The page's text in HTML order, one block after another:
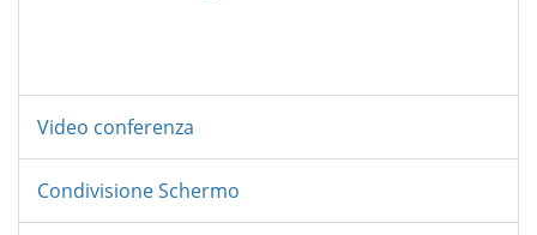
Video conferenza
Condivisione Schermo